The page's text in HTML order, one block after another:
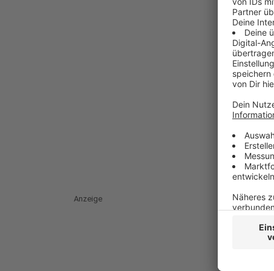
Anzeige